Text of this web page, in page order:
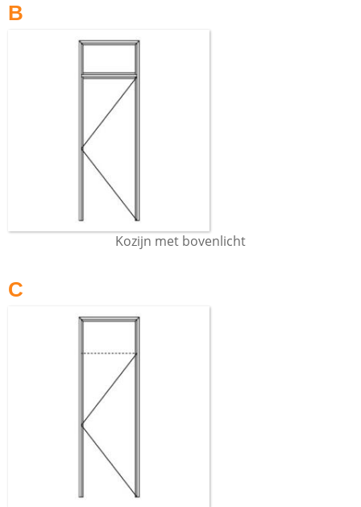
B
Kozijn met bovenlicht
C